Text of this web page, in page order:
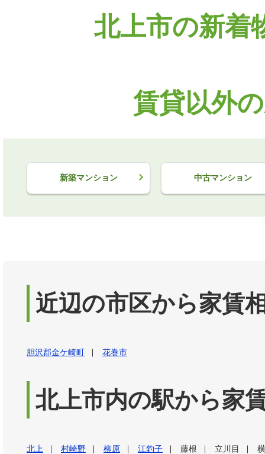
北上市の新着
賃貸以外
新築マンション 中古マンション
近辺の市区から家賃
胆沢郡金ケ崎町 花巻市
北上市内の駅から家
北上 村崎野 柳原 江釣子 藤根 立川目